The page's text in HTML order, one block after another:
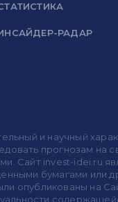
РАДАР
и научный
прогнозам на
Сайт invest-idei.ru
бумагами
опубликованы на